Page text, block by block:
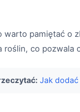
warto pamiętać o
roślin, co pozwala
Jak